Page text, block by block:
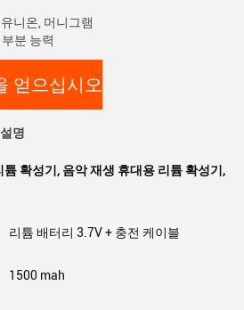
니온, 머니그램
분 능력
얻으십시오
명
확성기 , 음악 재생 휴대용 리튬 확성기 ,
리튬 배터리 3.7V + 충전 케이블
1500 mah